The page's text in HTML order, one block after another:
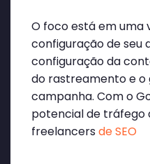
O foco está em uma
configuração de seu
configuração da
do rastreamento e
campanha. Com o
potencial de tráfego
freelancers de SEO